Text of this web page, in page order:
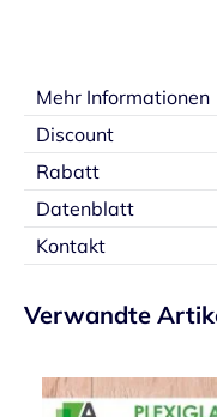
Mehr Informationen
Discount
Rabatt
Datenblatt
Kontakt
Verwandte